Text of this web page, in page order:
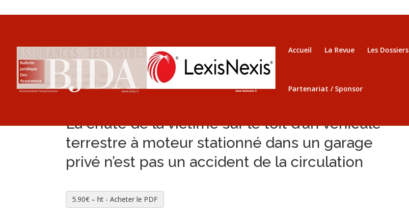
Accueil La Revue Les Dossiers
Partenariat / Sponsor
La chute de la victime sur le toit d’un véhicule
terrestre à moteur stationné dans un garage
privé n’est pas un accident de la circulation
5.90€ – ht - Acheter le PDF